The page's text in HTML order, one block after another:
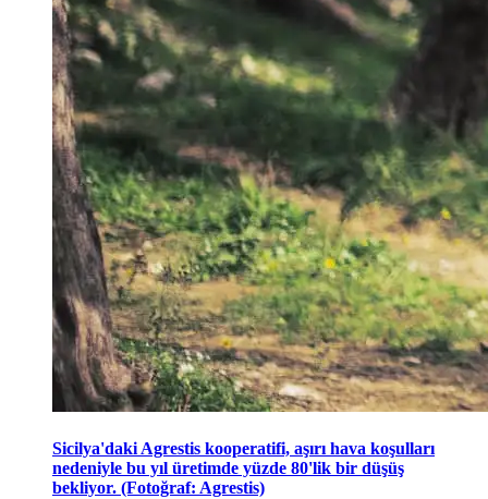
Sicilya'daki Agrestis kooperatifi, aşırı hava koşulları
nedeniyle bu yıl üretimde yüzde 80'lik bir düşüş
bekliyor. (Fotoğraf: Agrestis)